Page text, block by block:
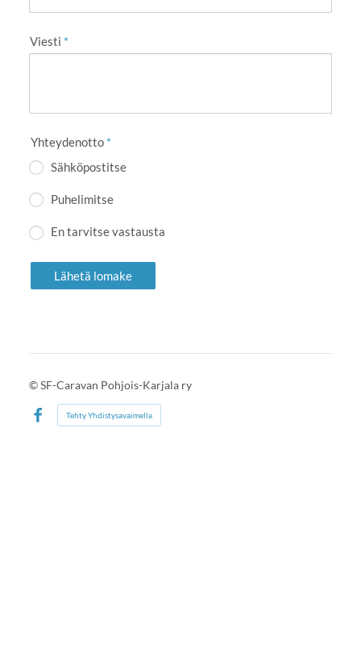
Viesti *
Yhteydenotto*
Sähköpostitse
Puhelimitse
En tarvitse vastausta
Lähetä lomake
©SF-Caravan Pohjois-Karjala ry
Facebook
Tehty Yhdistysavaimella